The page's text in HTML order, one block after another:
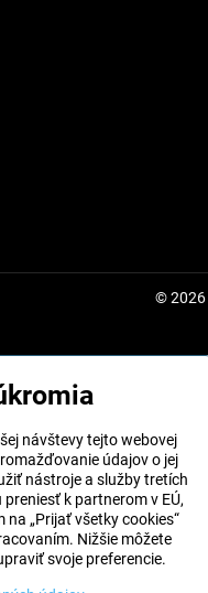
©2026
návštevy tejto webovej
údajov o jej
nástroje a služby tretích
k partnerom v EÚ,
na „Prijať všetky cookies“
Nižšie môžete
svoje preferencie.